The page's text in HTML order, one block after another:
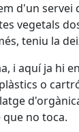
d'un
vegetals
teniu la
i aquí ja hi
o
no toca.